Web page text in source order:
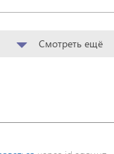
Смотреть ещё